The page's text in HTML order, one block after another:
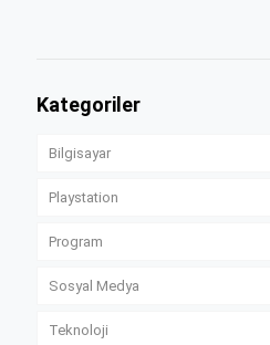
Kategoriler
Bilgisayar
Playstation
Program
Sosyal Medya
Teknoloji